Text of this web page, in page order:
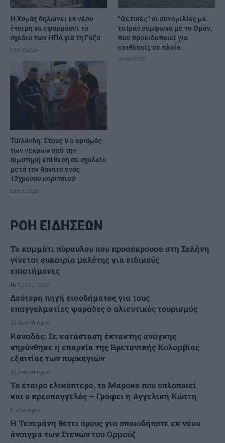
Η Χαμάς δηλώνει εκ νέου
έτοιμη να εφαρμόσει το
σχέδιο των ΗΠΑ για τη Γάζα
08/08/2026
“Θετικές” οι συνομιλίες με
το Ιράν σύμφωνα με το Ομάν,
που προειδοποιεί για
επιθέσεις σε πλοία
08/08/2026
Ταϊλάνδη: Στους 9 ο αριθμός
των νεκρών από την
αιματηρή επίθεση σε σχολείο
μετά τον θάνατο ενός
12χρονου κοριτσιού
08/08/2026
ΡΟΗ ΕΙΔΗΣΕΩΝ
Το κομμάτι πύραυλου που προσέκρουσε στη Σελήνη
γίνεται ευκαιρία μελέτης για ειδικούς
επιστήμονες
16 λεπτά πριν
Δεύτερη πηγή εισοδήματος για τους
επαγγελματίες ψαράδες ο αλιευτικός τουρισμός
36 λεπτά πριν
Καναδάς: Σε κατάσταση έκτακτης ανάγκης
κηρύχθηκε η επαρχία της Βρετανικής Κολομβίας
εξαιτίας των πυρκαγιών
56 λεπτά πριν
Το έταιρο ελικόπτερο, το Μαρόκο που οπλοποιεί
και ο κρεοπαγγελός – Γράφει η Αγγελική Κώττη
1 ώρα πριν
Η Τεχεράνη θέτει όρους για οποιοδήποτε εκ νέου
άνοιγμα των Στενών του Ορμούζ